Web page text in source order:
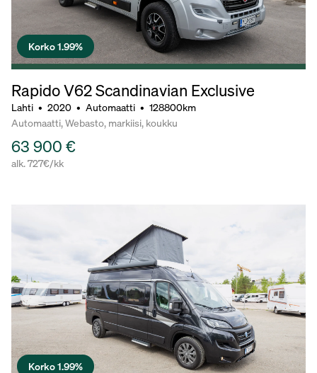
Korko 1.99%
Rapido V62 Scandinavian Exclusive
Lahti • 2020 • Automaatti • 128800km
Automaatti, Webasto, markiisi, koukku
63 900 €
alk. 727€/kk
Korko 1.99%